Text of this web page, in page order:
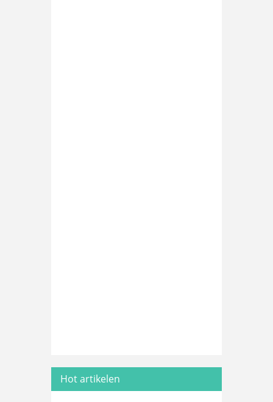
Hot artikelen